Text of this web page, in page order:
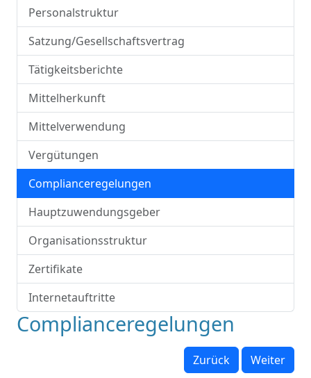
Personalstruktur
Satzung/Gesellschaftsvertrag
Tätigkeitsberichte
Mittelherkunft
Mittelverwendung
Vergütungen
Complianceregelungen
Hauptzuwendungsgeber
Organisationsstruktur
Zertifikate
Internetauftritte
Complianceregelungen
Zurück Weiter